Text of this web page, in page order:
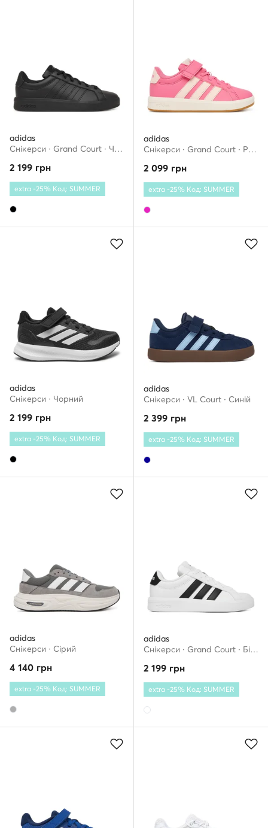
adidas
Снікерcи · Grand Court · Чорний
2 199 грн
extra -25% Код: SUMMER
adidas
Снікерcи · Grand Court · Рожевий
2 099 грн
extra -25% Код: SUMMER
adidas
Снікерcи · Чорний
2 199 грн
extra -25% Код: SUMMER
adidas
Снікерcи · VL Court · Cиній
2 399 грн
extra -25% Код: SUMMER
adidas
Снікерcи · Сірий
4 140 грн
extra -25% Код: SUMMER
adidas
Снікерcи · Grand Court · Білий
2 199 грн
extra -25% Код: SUMMER